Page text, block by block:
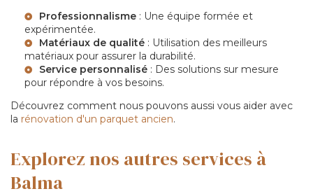
Professionnalisme : Une équipe formée et
expérimentée.
Matériaux de qualité : Utilisation des meilleurs
matériaux pour assurer la durabilité.
Service personnalisé : Des solutions sur mesure
pour répondre à vos besoins.
Découvrez comment nous pouvons aussi vous aider avec
la rénovation d'un parquet ancien.
Explorez nos autres services à
Balma